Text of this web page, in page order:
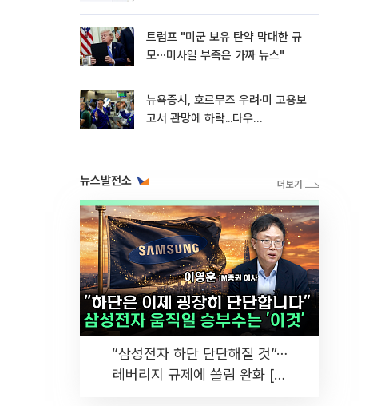
트럼프 "미군 보유 탄약 막대한 규
모⋯미사일 부족은 가짜 뉴스"
뉴욕증시, 호르무즈 우려·미 고용보
고서 관망에 하락...다우
뉴스발전소
“삼성전자 하단 단단해질 것”⋯
레버리지 규제에 쏠림 완화 [찐